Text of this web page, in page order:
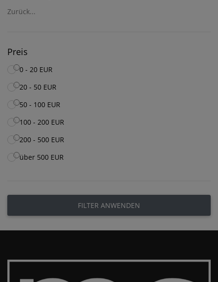
Zurück...
Preis
0 - 20 EUR
20 - 50 EUR
50 - 100 EUR
100 - 200 EUR
200 - 500 EUR
über 500 EUR
FILTER ANWENDEN